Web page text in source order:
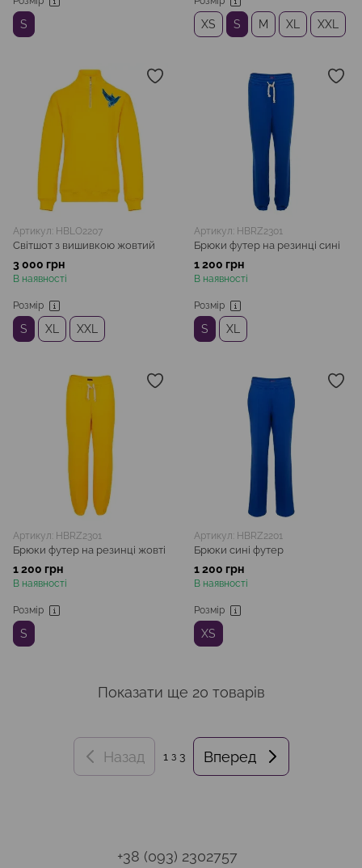
S XS S M XL XXL
Артикул: HBLO2207
Світшот з вишивкою жовтий
3 000 грн
В наявності
Розмір
S XL XXL
Артикул: HBRZ2301
Брюки футер на резинці сині
1 200 грн
В наявності
Розмір
S XL
Артикул: HBRZ2301
Брюки футер на резинці жовті
1 200 грн
В наявності
Розмір
S
Артикул: HBRZ2201
Брюки сині футер
1 200 грн
В наявності
Розмір
XS
Показати ще 20 товарів
Назад 1 з 3 Вперед
+38 (093) 2302757